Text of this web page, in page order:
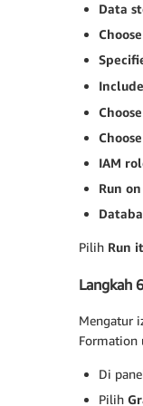
Data
IAM
Run
Pilih Run
Langkah
Mengatur
Formation
Di
Pilih